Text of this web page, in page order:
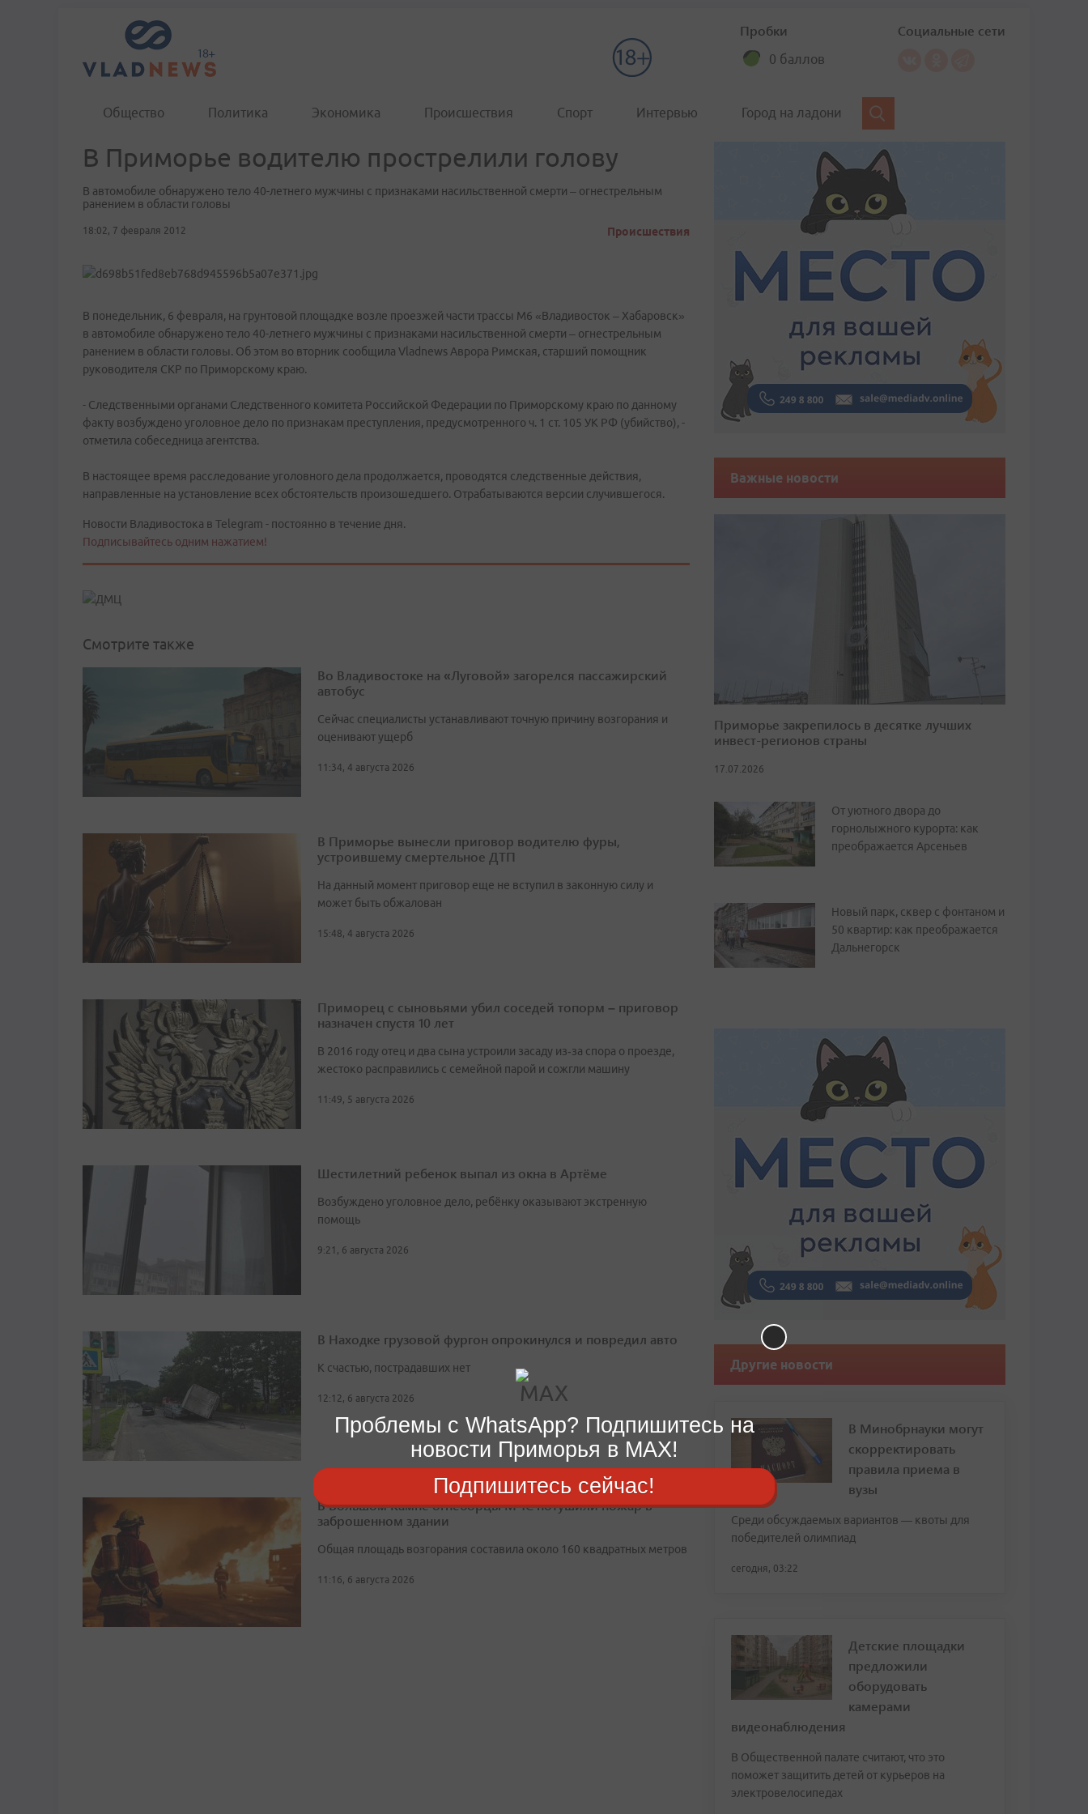
Пробки
0 баллов
Социальные сети
Общество Политика Экономика Происшествия Спорт Интервью Город на ладони
В Приморье водителю прострелили голову
В автомобиле обнаружено тело 40-летнего мужчины с признаками насильственной смерти – огнестрельным
ранением в области головы
18:02, 7 февраля 2012 Происшествия
В понедельник, 6 февраля, на грунтовой площадке возле проезжей части трассы М6 «Владивосток – Хабаровск»
в автомобиле обнаружено тело 40-летнего мужчины с признаками насильственной смерти – огнестрельным
ранением в области головы. Об этом во вторник сообщила Vladnews Аврора Римская, старший помощник
руководителя СКР по Приморскому краю.
- Следственными органами Следственного комитета Российской Федерации по Приморскому краю по данному
факту возбуждено уголовное дело по признакам преступления, предусмотренного ч. 1 ст. 105 УК РФ (убийство), -
отметила собеседница агентства.
В настоящее время расследование уголовного дела продолжается, проводятся следственные действия,
направленные на установление всех обстоятельств произошедшего. Отрабатываются версии случившегося.
Новости Владивостока в Telegram - постоянно в течение дня.
Подписывайтесь одним нажатием!
Смотрите также
Во Владивостоке на «Луговой» загорелся пассажирский
автобус
Сейчас специалисты устанавливают точную причину возгорания и
оценивают ущерб
11:34, 4 августа 2026
В Приморье вынесли приговор водителю фуры,
устроившему смертельное ДТП
На данный момент приговор еще не вступил в законную силу и
может быть обжалован
15:48, 4 августа 2026
Приморец с сыновьями убил соседей топорм – приговор
назначен спустя 10 лет
В 2016 году отец и два сына устроили засаду из‑за спора о проезде,
жестоко расправились с семейной парой и сожгли машину
11:49, 5 августа 2026
Шестилетний ребенок выпал из окна в Артёме
Возбуждено уголовное дело, ребёнку оказывают экстренную
помощь
9:21, 6 августа 2026
В Находке грузовой фургон опрокинулся и повредил авто
К счастью, пострадавших нет
12:12, 6 августа 2026
В Большом Камне огнеборцы МЧС потушили пожар в
заброшенном здании
Общая площадь возгорания составила около 160 квадратных метров
11:16, 6 августа 2026
Важные новости
Приморье закрепилось в десятке лучших
инвест-регионов страны
17.07.2026
От уютного двора до
горнолыжного курорта: как
преображается Арсеньев
Новый парк, сквер с фонтаном и
50 квартир: как преображается
Дальнегорск
Другие новости
В Минобрнауки могут
скорректировать
правила приема в
вузы
Среди обсуждаемых вариантов — квоты для
победителей олимпиад
сегодня, 03:22
Детские площадки
предложили
оборудовать
камерами
видеонаблюдения
В Общественной палате считают, что это
поможет защитить детей от курьеров на
электровелосипедах
Проблемы с WhatsApp? Подпишитесь на
новости Приморья в MAX!
Подпишитесь сейчас!